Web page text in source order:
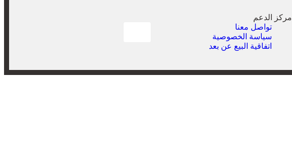
مركز الدعم
تواصل معنا
سياسة الخصوصية
اتفاقية البيع عن بعد